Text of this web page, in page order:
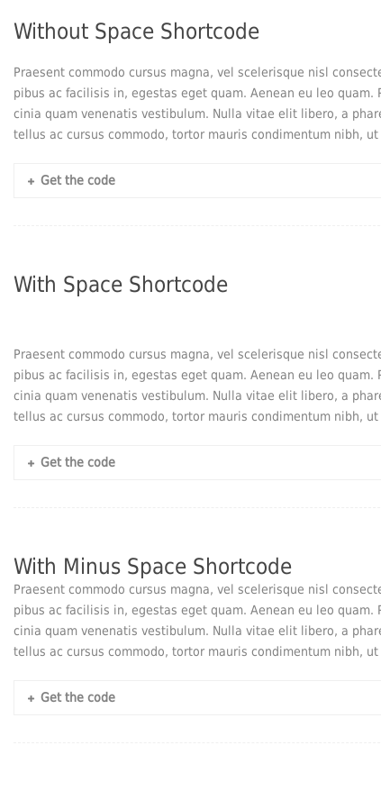
Without Space Shortcode
Praesent commodo cursus magna, vel scelerisque nisl
pibus ac facilisis in, egestas eget quam. Aenean eu leo quam.
cinia quam venenatis vestibulum. Nulla vitae elit libero, a
tellus ac cursus commodo, tortor mauris condimentum nibh,
Get the code
With Space Shortcode
Praesent commodo cursus magna, vel scelerisque nisl
pibus ac facilisis in, egestas eget quam. Aenean eu leo quam.
cinia quam venenatis vestibulum. Nulla vitae elit libero, a
tellus ac cursus commodo, tortor mauris condimentum nibh,
Get the code
With Minus Space Shortcode
Praesent commodo cursus magna, vel scelerisque nisl
pibus ac facilisis in, egestas eget quam. Aenean eu leo quam.
cinia quam venenatis vestibulum. Nulla vitae elit libero, a
tellus ac cursus commodo, tortor mauris condimentum nibh,
Get the code